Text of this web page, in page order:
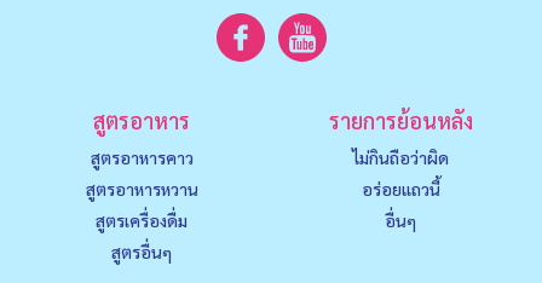
สูตรอาหาร
สูตรอาหารคาว
สูตรอาหารหวาน
สูตรเครื่องดื่ม
สูตรอื่นๆ
รายการย้อนหลัง
ไม่กินถือว่าผิด
อร่อยแถวนี้
อื่นๆ